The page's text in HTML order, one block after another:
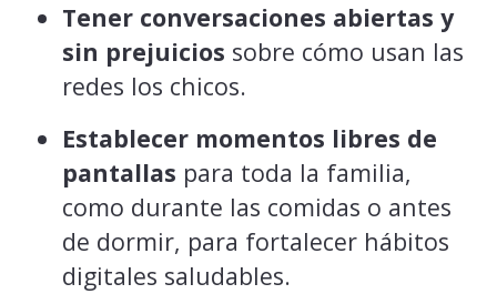
Tener conversaciones abiertas y
sin prejuicios sobre cómo usan las
redes los chicos.
Establecer momentos libres de
pantallas para toda la familia,
como durante las comidas o antes
de dormir, para fortalecer hábitos
digitales saludables.